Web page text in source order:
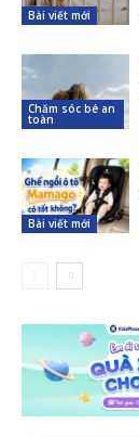
Bài viết mới
Chăm sóc bé an
toàn
Bài viết mới